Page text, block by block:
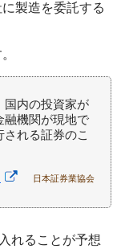
製造を委託する
国内の投資家が
融機関が現地で
れる証券のこ
日本証券業協会
れることが予想